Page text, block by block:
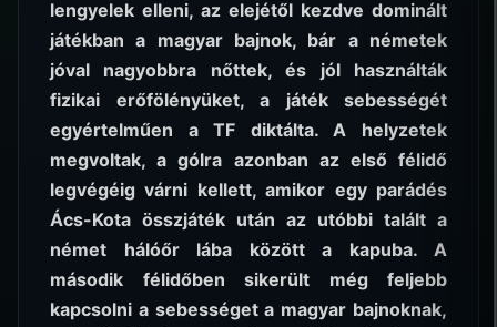
lengyelek elleni, az elejétől kezdve dominált
játékban a magyar bajnok, bár a németek
jóval nagyobbra nőttek, és jól használták
fizikai erőfölényüket, a játék sebességét
egyértelműen a TF diktálta. A helyzetek
megvoltak, a gólra azonban az első félidő
legvégéig várni kellett, amikor egy parádés
Ács-Kota összjáték után az utóbbi talált a
német hálóőr lába között a kapuba. A
második félidőben sikerült még feljebb
kapcsolni a sebességet a magyar bajnoknak,